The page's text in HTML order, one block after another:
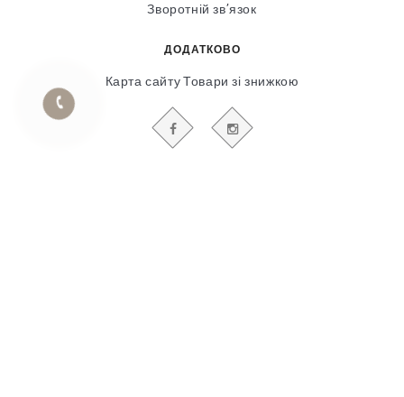
Зворотній зв’язок
ДОДАТКОВО
Карта сайту Товари зі знижкою